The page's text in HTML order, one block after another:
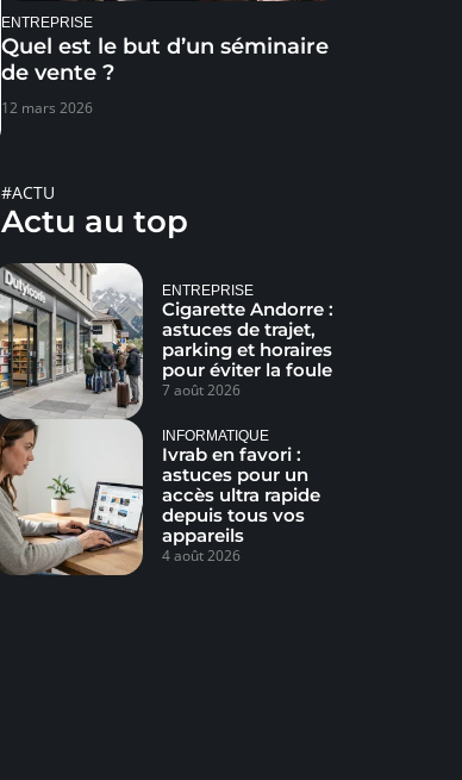
ENTREPRISE
Quel est le but d’un séminaire
de vente ?
12 mars 2026
#ACTU
Actu au top
ENTREPRISE
Cigarette Andorre :
astuces de trajet,
parking et horaires
pour éviter la foule
7 août 2026
INFORMATIQUE
Ivrab en favori :
astuces pour un
accès ultra rapide
depuis tous vos
appareils
4 août 2026